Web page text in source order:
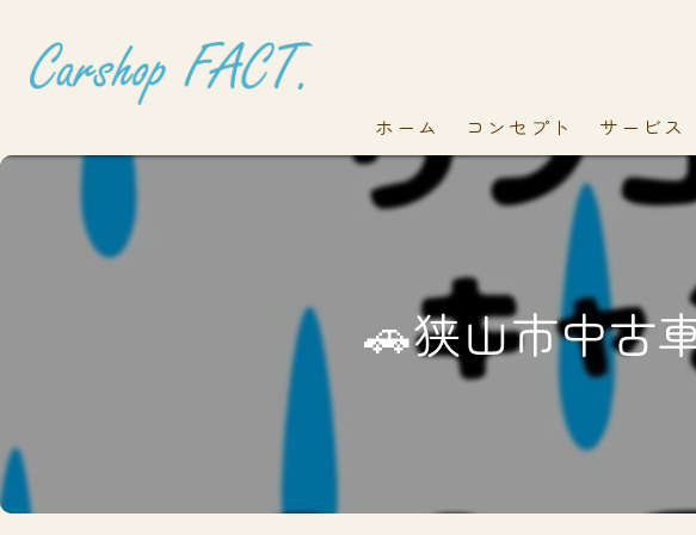
ホーム コンセプト サービス
🚗狭山市中古